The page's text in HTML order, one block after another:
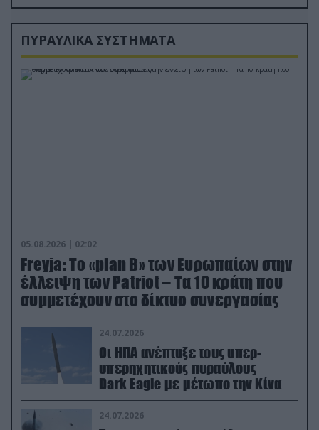
ΠΥΡΑΥΛΙΚΑ ΣΥΣΤΗΜΑΤΑ
05.08.2026 | 02:02
Freyja: Το «plan Β» των Ευρωπαίων στην
έλλειψη των Patriot – Τα 10 κράτη που
συμμετέχουν στο δίκτυο συνεργασίας
24.07.2026
Οι ΗΠΑ ανέπτυξε τους υπερ-
υπερηχητικούς πυραύλους
Dark Eagle με μέτωπο την Κίνα
24.07.2026